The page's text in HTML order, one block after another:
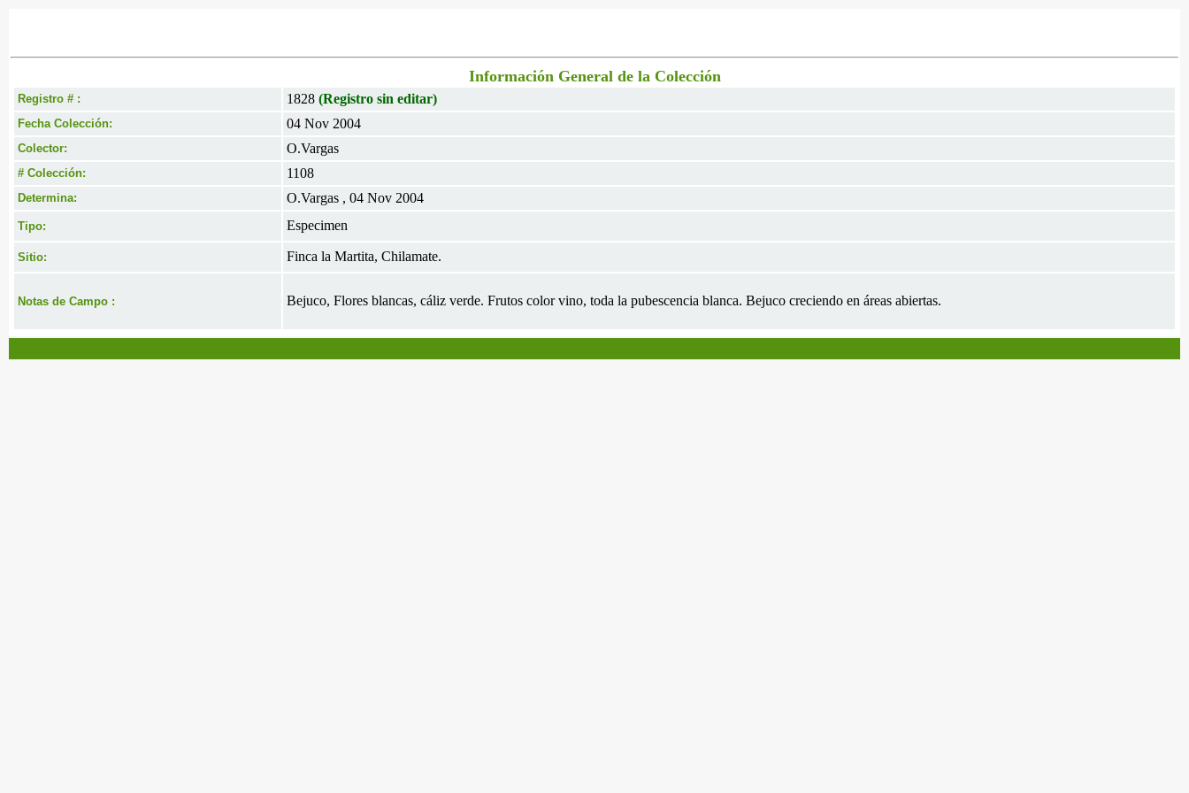
Información General de la Colección
Registro # : 1828 (Registro sin editar)
Fecha Colección: 04 Nov 2004
Colector: O.Vargas
# Colección: 1108
Determina: O.Vargas , 04 Nov 2004
Tipo: Especimen
Sitio: Finca la Martita, Chilamate.
Notas de Campo : Bejuco, Flores blancas, cáliz verde. Frutos color vino, toda la pubescencia blanca. Bejuco creciendo en áreas abiertas.